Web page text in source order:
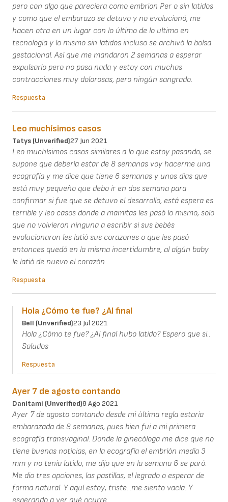
pero con algo que pareciera como embrion Per o sin latidos
y como que el embarazo se detuvo y no evolucionó, me
hacen otra en un lugar con lo último de lo ultimo en
tecnología y lo mismo sin latidos incluso se archivó la bolsa
gestacional. Así que me mandaron 2 semanas a esperar
expulsarlo pero no pasa nada y estoy con muchas
contracciones muy dolorosas, pero ningún sangrado.
Respuesta
Leo muchísimos casos
Tatys (unverified)27 Jun 2021
Leo muchísimos casos similares a lo que estoy pasando, se
supone que debería estar de 8 semanas voy hacerme una
ecografía y me dice que tiene 6 semanas y unos días que
está muy pequeño que debo ir en dos semana para
confirmar si fue que se detuvo el desarrollo, está espera es
terrible y leo casos donde a mamitas les pasó lo mismo, solo
que no volvieron ninguna a escribir si sus bebés
evolucionaron les latió sus corazones o que les pasó
entonces quedó en la misma incertidumbre, al algún baby
le latió de nuevo el corazón
Respuesta
Hola ¿Cómo te fue? ¿Al final
Bell (unverified)23 Jul 2021
Hola ¿Cómo te fue? ¿Al final hubo latido? Espero que si..
Saludos
Respuesta
Ayer 7 de agosto contando
Danitami (unverified)8 Ago 2021
Ayer 7 de agosto contando desde mi última regla estaría
embarazada de 8 semanas, pues bien fui a mi primera
ecografía transvaginal. Donde la ginecóloga me dice que no
tiene buenas noticias, en la ecografía el embrión medía 3
mm y no tenía latido, me dijo que en la semana 6 se paró.
Me dio tres opciones, las pastillas, el legrado o esperar de
forma natural. Y aquí estoy, triste...me siento vacía. Y